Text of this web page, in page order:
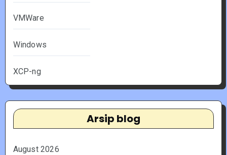
VMWare
Windows
XCP-ng
Arsip blog
August 2026